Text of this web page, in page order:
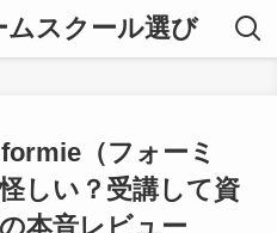
ムスクール選び
formie（フォーミ
しい？受講して資
本音レビュー